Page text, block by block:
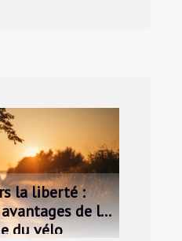
la liberté :
de la
du vélo